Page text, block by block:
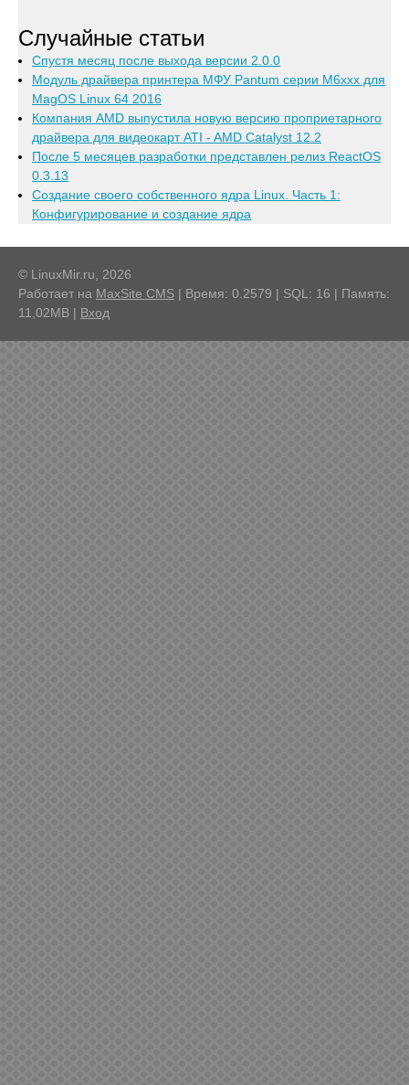
Случайные статьи
Спустя месяц после выхода версии 2.0.0
Модуль драйвера принтера МФУ Pantum серии M6xxx для
MagOS Linux 64 2016
Компания AMD выпустила новую версию проприетарного
драйвера для видеокарт ATI - AMD Catalyst 12.2
После 5 месяцев разработки представлен релиз ReactOS
0.3.13
Создание своего собственного ядра Linux. Часть 1:
Конфигурирование и создание ядра
© LinuxMir.ru, 2026
Работает на MaxSite CMS | Время: 0.2579 | SQL: 16 | Память:
11,02MB | Вход